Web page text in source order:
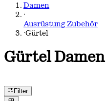
Damen
·
Ausrüstung Zubehör
·Gürtel
Gürtel Damen
Filter